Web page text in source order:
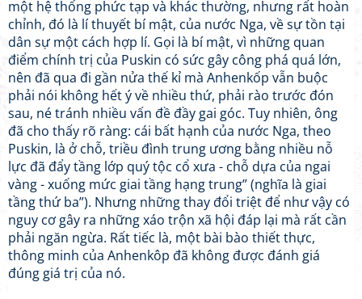
một hệ thống phức tạp và khác thường, nhưng rất hoàn
chỉnh, đó là lí thuyết bí mật, của nước Nga, về sự tồn tại
dân sự một cách hợp lí. Gọi là bí mật, vì những quan
điểm chính trị của Puskin có sức gây công phá quá lớn,
nên đã qua đi gần nửa thế kỉ mà Anhenkốp vẫn buộc
phải nói không hết ý về nhiều thứ, phải rào trước đón
sau, né tránh nhiều vấn đề đầy gai góc. Tuy nhiên, ông
đã cho thấy rõ ràng: cái bất hạnh của nước Nga, theo
Puskin, là ở chỗ, triều đình trung ương bằng nhiều nỗ
lực đã đẩy tầng lớp quý tộc cổ xưa - chỗ dựa của ngai
vàng - xuống mức giai tầng hạng trung” (nghĩa là giai
tầng thứ ba”). Nhưng những thay đổi triệt để như vậy có
nguy cơ gây ra những xáo trộn xã hội đáp lại mà rất cần
phải ngăn ngừa. Rất tiếc là, một bài bào thiết thực,
thông minh của Anhenkôp đã không được đánh giá
đúng giá trị của nó.